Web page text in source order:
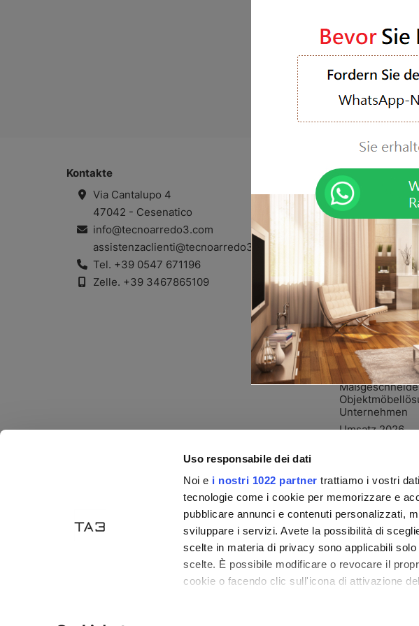
Uso responsabile dei dati
Noi e i nostri 1022 partner trattiamo i vostri
tecnologie come i cookie per memorizzare e
pubblicare annunci e contenuti personalizzati,
sviluppare i servizi. Avete la possibilità di
scelte in materia di privacy sono applicabili
scelte. È possibile modificare o revocare il
cookie o facendo clic sull'icona di attivazione
Kontakte
Via Cantalupo 4
47042 - Cesenatico
info@tecnoarredo3.com
assistenzaclienti@tecnoarredo3.com
Tel. +39 0547 671196
Zelle. +39 3467865109
Hilfe
Über uns
Impressum
Kontakte
Versand und
Feedback
Privacy
Cookie
Warum uns
Unternehmen
Umsatz 2026
Akzeptierte Zahlungen